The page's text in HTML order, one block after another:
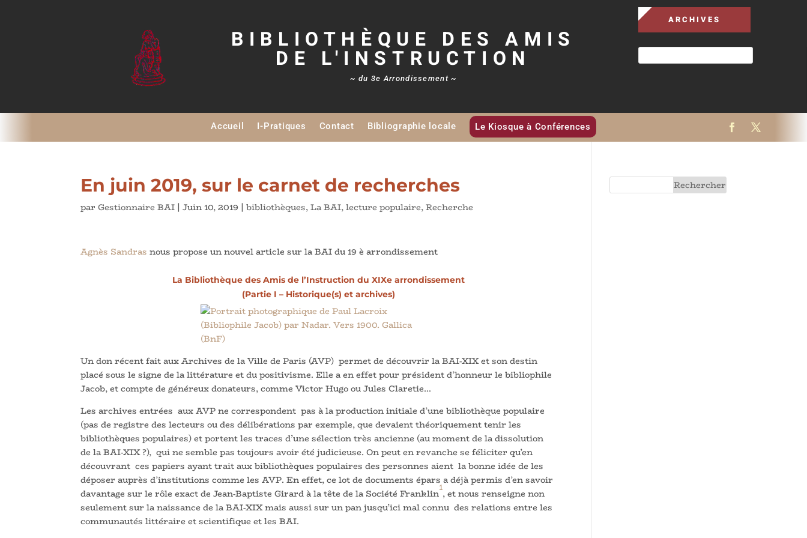
BIBLIOTHÈQUE DES AMIS
DE L'INSTRUCTION
~ du 3e Arrondissement ~
ARCHIVES
Accueil I-Pratiques Contact Bibliographie locale Le Kiosque à Conférences
En juin 2019, sur le carnet de recherches
parGestionnaire BAI |Juin 10, 2019 |bibliothèques,La BAI,lecture populaire,Recherche
Agnès Sandras nous propose un nouvel article sur la BAI du 19 è arrondissement
La Bibliothèque des Amis de l’Instruction du XIXe arrondissement
(Partie I – Historique(s) et archives)
Un don récent fait aux Archives de la Ville de Paris (AVP) permet de découvrir la BAI-XIX et son destin
placé sous le signe de la littérature et du positivisme. Elle a en effet pour président d’honneur le bibliophile
Jacob, et compte de généreux donateurs, comme Victor Hugo ou Jules Claretie…
Les archives entrées aux AVP ne correspondent pas à la production initiale d’une bibliothèque populaire
(pas de registre des lecteurs ou des délibérations par exemple, que devaient théoriquement tenir les
bibliothèques populaires) et portent les traces d’une sélection très ancienne (au moment de la dissolution
de la BAI-XIX ?), qui ne semble pas toujours avoir été judicieuse. On peut en revanche se féliciter qu’en
découvrant ces papiers ayant trait aux bibliothèques populaires des personnes aient la bonne idée de les
déposer auprès d’institutions comme les AVP. En effet, ce lot de documents épars a déjà permis d’en savoir
davantage sur le rôle exact de Jean-Baptiste Girard à la tête de la Société Franklin
1
, et nous renseigne non
seulement sur la naissance de la BAI-XIX mais aussi sur un pan jusqu’ici mal connu des relations entre les
communautés littéraire et scientifique et les BAI.